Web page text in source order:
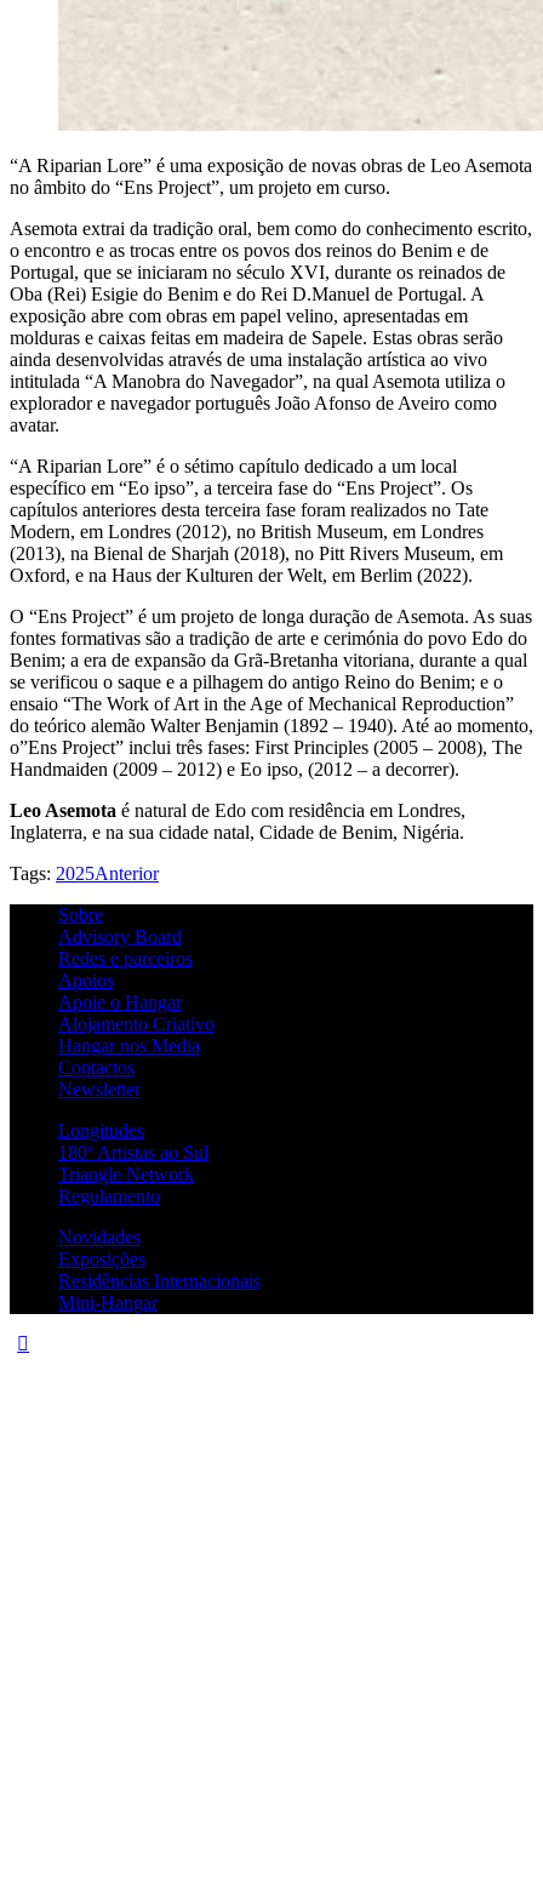
“A Riparian Lore” é uma exposição de novas obras de Leo Asemota
no âmbito do “Ens Project”, um projeto em curso.
Asemota extrai da tradição oral, bem como do conhecimento escrito,
o encontro e as trocas entre os povos dos reinos do Benim e de
Portugal, que se iniciaram no século XVI, durante os reinados de
Oba (Rei) Esigie do Benim e do Rei D.Manuel de Portugal. A
exposição abre com obras em papel velino, apresentadas em
molduras e caixas feitas em madeira de Sapele. Estas obras serão
ainda desenvolvidas através de uma instalação artística ao vivo
intitulada “A Manobra do Navegador”, na qual Asemota utiliza o
explorador e navegador português João Afonso de Aveiro como
avatar.
“A Riparian Lore” é o sétimo capítulo dedicado a um local
específico em “Eo ipso”, a terceira fase do “Ens Project”. Os
capítulos anteriores desta terceira fase foram realizados no Tate
Modern, em Londres (2012), no British Museum, em Londres
(2013), na Bienal de Sharjah (2018), no Pitt Rivers Museum, em
Oxford, e na Haus der Kulturen der Welt, em Berlim (2022).
O “Ens Project” é um projeto de longa duração de Asemota. As suas
fontes formativas são a tradição de arte e cerimónia do povo Edo do
Benim; a era de expansão da Grã-Bretanha vitoriana, durante a qual
se verificou o saque e a pilhagem do antigo Reino do Benim; e o
ensaio “The Work of Art in the Age of Mechanical Reproduction”
do teórico alemão Walter Benjamin (1892 – 1940). Até ao momento,
o”Ens Project” inclui três fases: First Principles (2005 – 2008), The
Handmaiden (2009 – 2012) e Eo ipso, (2012 – a decorrer).
Leo Asemota é natural de Edo com residência em Londres,
Inglaterra, e na sua cidade natal, Cidade de Benim, Nigéria.
Tags: 2025Anterior
Sobre
Advisory Board
Redes e parceiros
Apoios
Apoie o Hangar
Alojamento Criativo
Hangar nos Media
Contactos
Newsletter
Longitudes
180º Artistas ao Sul
Triangle Network
Regulamento
Novidades
Exposições
Residências Internacionais
Mini-Hangar